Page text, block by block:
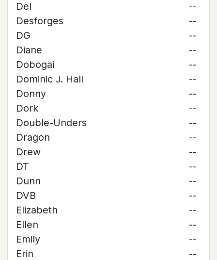
Del
--
Desforges
--
DG
--
Diane
--
Dobogai
--
Dominic J. Hall
--
Donny
--
Dork
--
Double-Unders
--
Dragon
--
Drew
--
DT
--
Dunn
--
DVB
--
Elizabeth
--
Ellen
--
Emily
--
Erin
--